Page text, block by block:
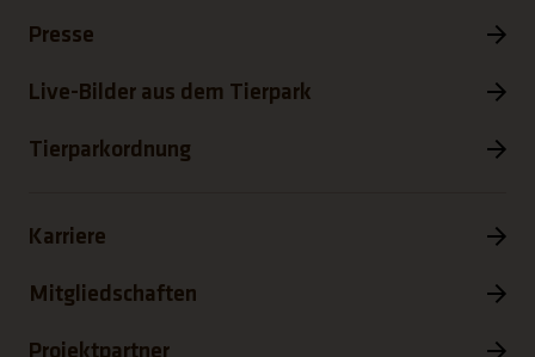
Presse
Live-Bilder aus dem Tierpark
Tierparkordnung
Karriere
Mitgliedschaften
Projektpartner